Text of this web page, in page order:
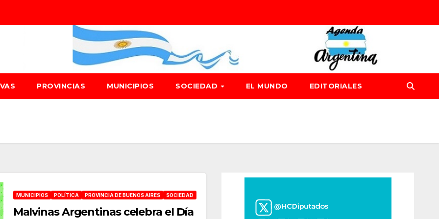
PROVINCIAS MUNICIPIOS SOCIEDAD EL MUNDO EDITORIALES
MUNICIPIOS POLÍTICA PROVINCIA DE BUENOS AIRES SOCIEDAD
Malvinas Argentinas celebra el Día